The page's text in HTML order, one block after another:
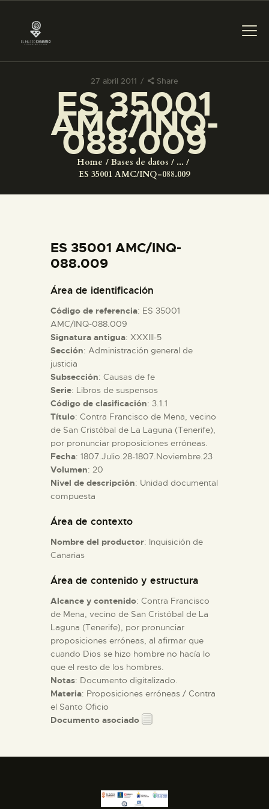
27 abril 2011 Share
ES 35001
AMC/INQ-
088.009
Home Bases de datos
...
ES 35001 AMC/INQ-088.009
PREPARAR LA VISITA
ACTIVIDADES
COLECCIONES
ESPAÑOL
PREPARAR LA VISITA
ACTIVIDADES
█
EL MUSEO
COLECCIONES
ES 35001 AMC/INQ-
088.009
Área de identificación
Código de referencia: ES 35001
AMC/INQ-088.009
Signatura antigua: XXXIII-5
Sección: Administración general de
justicia
Subsección: Causas de fe
Serie: Libros de suspensos
Código de clasificación: 3.1.1
Título: Contra Francisco de Mena, vecino
de San Cristóbal de La Laguna (Tenerife),
por pronunciar proposiciones erróneas.
Fecha: 1807.Julio.28-1807.Noviembre.23
Volumen: 20
Nivel de descripción: Unidad documental
compuesta
Área de contexto
Nombre del productor: Inquisición de
Canarias
Área de contenido y estructura
Alcance y contenido: Contra Francisco
de Mena, vecino de San Cristóbal de La
Laguna (Tenerife), por pronunciar
proposiciones erróneas, al afirmar que
cuando Dios se hizo hombre no hacía lo
que el resto de los hombres.
Notas: Documento digitalizado.
Materia: Proposiciones erróneas / Contra
el Santo Oficio
Documento asociado